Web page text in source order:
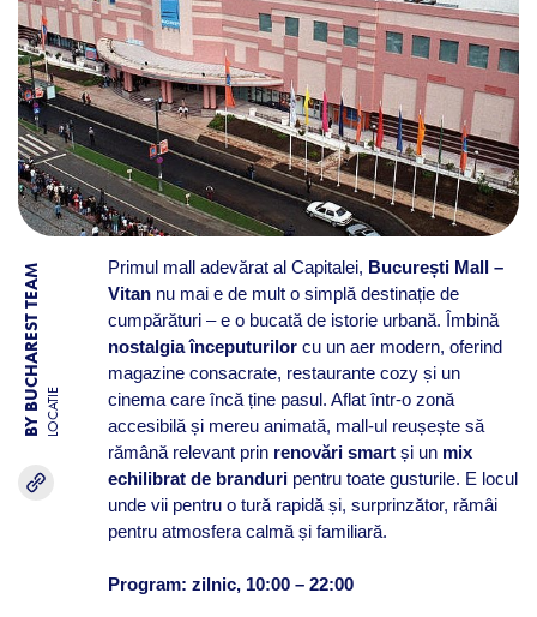
BY BUCHAREST TEAM LOCATIE
Primul mall adevărat al Capitalei, București Mall –
Vitannu mai e de mult o simplă destinație de
cumpărături – e o bucată de istorie urbană. Îmbină
nostalgia începuturilorcu un aer modern, oferind
magazine consacrate, restaurante cozy și un
cinema care încă ține pasul. Aflat într-o zonă
accesibilă și mereu animată, mall-ul reușește să
rămână relevant prin renovări smartși un mix
echilibrat de branduripentru toate gusturile. E locul
unde vii pentru o tură rapidă și, surprinzător, rămâi
pentru atmosfera calmă și familiară.
Program: zilnic, 10:00 – 22:00